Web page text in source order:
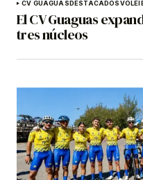
CV GUAGUAS DESTACADOS
El CV Guaguas
tres núcleos